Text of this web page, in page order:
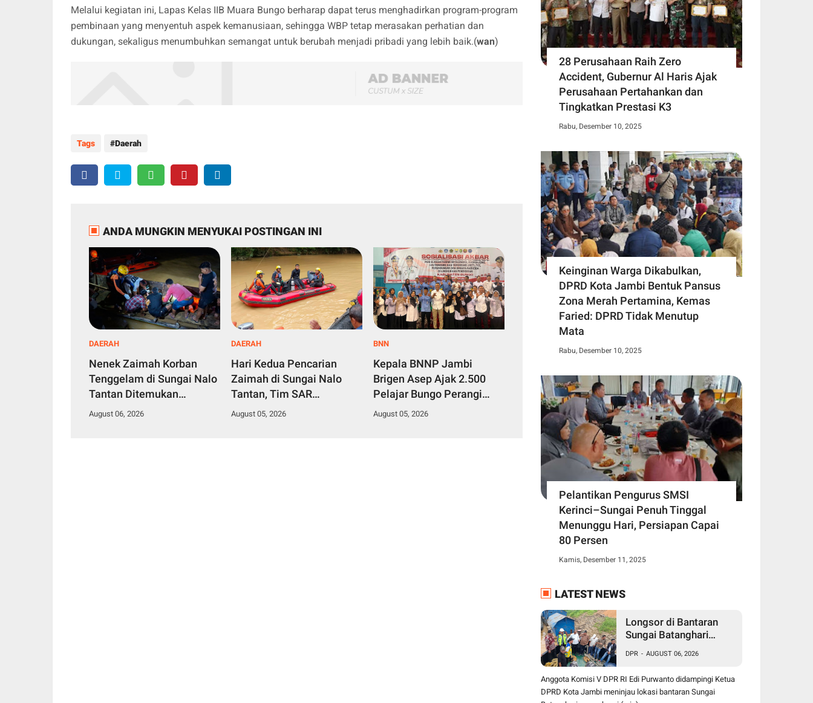
Melalui kegiatan ini, Lapas Kelas IIB Muara Bungo berharap dapat terus menghadirkan program-program
pembinaan yang menyentuh aspek kemanusiaan, sehingga WBP tetap merasakan perhatian dan
dukungan, sekaligus menumbuhkan semangat untuk berubah menjadi pribadi yang lebih baik.(wan)
Tags Daerah
ANDA MUNGKIN MENYUKAI POSTINGAN INI
DAERAH
Nenek Zaimah Korban
Tenggelam di Sungai Nalo
Tantan Ditemukan
Meninggal Dunia 3 Km dari
August 06, 2026
DAERAH
Hari Kedua Pencarian
Zaimah di Sungai Nalo
Tantan, Tim SAR
Gabungan Perluas Area
August 05, 2026
BNN
Kepala BNNP Jambi
Brigen Asep Ajak 2.500
Pelajar Bungo Perangi
Narkoba demi Menuju
August 05, 2026
28 Perusahaan Raih Zero
Accident, Gubernur Al Haris Ajak
Perusahaan Pertahankan dan
Tingkatkan Prestasi K3
Rabu, Desember 10, 2025
Keinginan Warga Dikabulkan,
DPRD Kota Jambi Bentuk Pansus
Zona Merah Pertamina, Kemas
Faried: DPRD Tidak Menutup
Mata
Rabu, Desember 10, 2025
Pelantikan Pengurus SMSI
Kerinci–Sungai Penuh Tinggal
Menunggu Hari, Persiapan Capai
80 Persen
Kamis, Desember 11, 2025
LATEST NEWS
Longsor di Bantaran
Sungai Batanghari
Pasir Panjang, Edi
Purwanto Siap
Perjuangkan
Pembangunan Turap
DPR - AUGUST 06, 2026
Anggota Komisi V DPR RI Edi Purwanto didampingi Ketua
DPRD Kota Jambi meninjau lokasi bantaran Sungai